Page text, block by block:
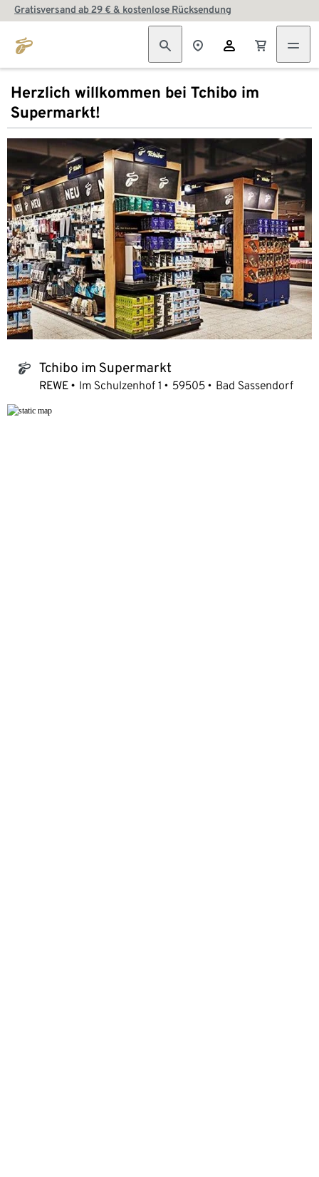
Gratisversand ab 29 € & kostenlose Rücksendung
Herzlich willkommen bei Tchibo im
Supermarkt!
tchibo_logo Tchibo im Supermarkt
REWE Im Schulzenhof 1 59505 Bad Sassendorf